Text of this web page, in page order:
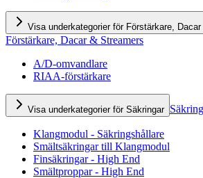
Visa underkategorier för Förstärkare,
Förstärkare, Dacar & Streamers
A/D-omvandlare
RIAA-förstärkare
Visa underkategorier för Säkringar
Klangmodul - Säkringshållare
Smältsäkringar till Klangmodul
Finsäkringar - High End
Smältproppar - High End